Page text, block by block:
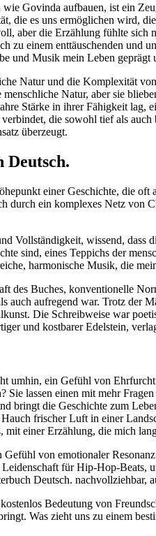
Govinda aufbauen, ist ein
die es uns ermöglichen wird,
aber die Erzählung fühlte
zu einem enttäuschenden
und Musik mein Leben geprägt
Natur und die Komplexität
Natur, aber sie
Stärke in ihrer Fähigkeit
die sowohl tief als
überzeugt.
Deutsch.
einer Geschichte, die
ein komplexes Netz von
wissend, dass
sind, eines Teppichs der
harmonische Musik, die
Buches, konventionelle
auch aufregend war. Trotz
Die Schreibweise war
und kostbarer Edelstein,
umhin, ein Gefühl von
lassen einen mit mehr
bringt die Geschichte zum
frischer Luft in einer
einer Erzählung, die mich
von emotionaler
für Hip-Hop-
Deutsch. nachvollziehbar,
Bedeutung von
Was zieht uns zu einem